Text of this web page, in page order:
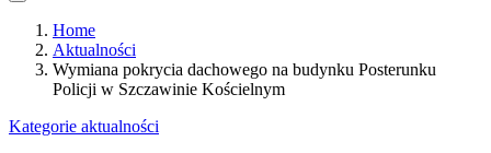
Home
Aktualności
Wymiana pokrycia dachowego na budynku Posterunku
Policji w Szczawinie Kościelnym
Kategorie aktualności